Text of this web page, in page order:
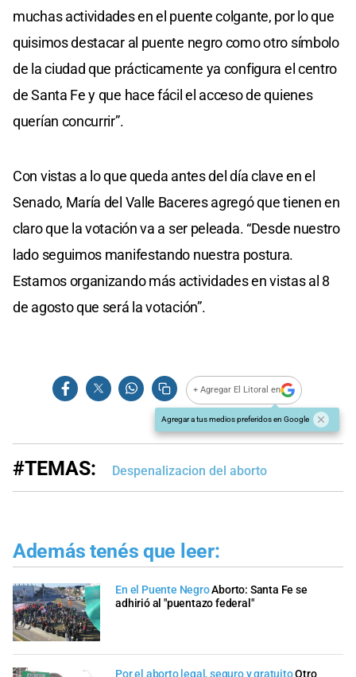
muchas actividades en el puente colgante, por lo que
quisimos destacar al puente negro como otro símbolo
de la ciudad que prácticamente ya configura el centro
de Santa Fe y que hace fácil el acceso de quienes
querían concurrir”.
Con vistas a lo que queda antes del día clave en el
Senado, María del Valle Baceres agregó que tienen en
claro que la votación va a ser peleada. “Desde nuestro
lado seguimos manifestando nuestra postura.
Estamos organizando más actividades en vistas al 8
de agosto que será la votación”.
+ Agregar El Litoral en
Agregar a tus medios preferidos en Google
#TEMAS: Despenalizacion del aborto
Además tenés que leer:
En el Puente NegroAborto: Santa Fe se
adhirió al "puentazo federal"
Por el aborto legal, seguro y gratuitoOtro